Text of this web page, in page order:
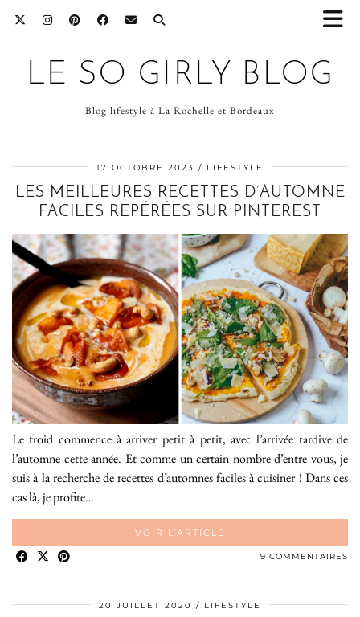
LE SO GIRLY BLOG
Blog lifestyle à La Rochelle et Bordeaux
17 OCTOBRE 2023 LIFESTYLE
LES MEILLEURES RECETTES D’AUTOMNE
FACILES REPÉRÉES SUR PINTEREST
Le froid commence à arriver petit à petit, avec l’arrivée tardive de
l’automne cette année. Et comme un certain nombre d’entre vous, je
suis à la recherche de recettes d’automnes faciles à cuisiner ! Dans ces
cas là, je profite…
VOIR L’ARTICLE
9 COMMENTAIRES
20 JUILLET 2020 LIFESTYLE